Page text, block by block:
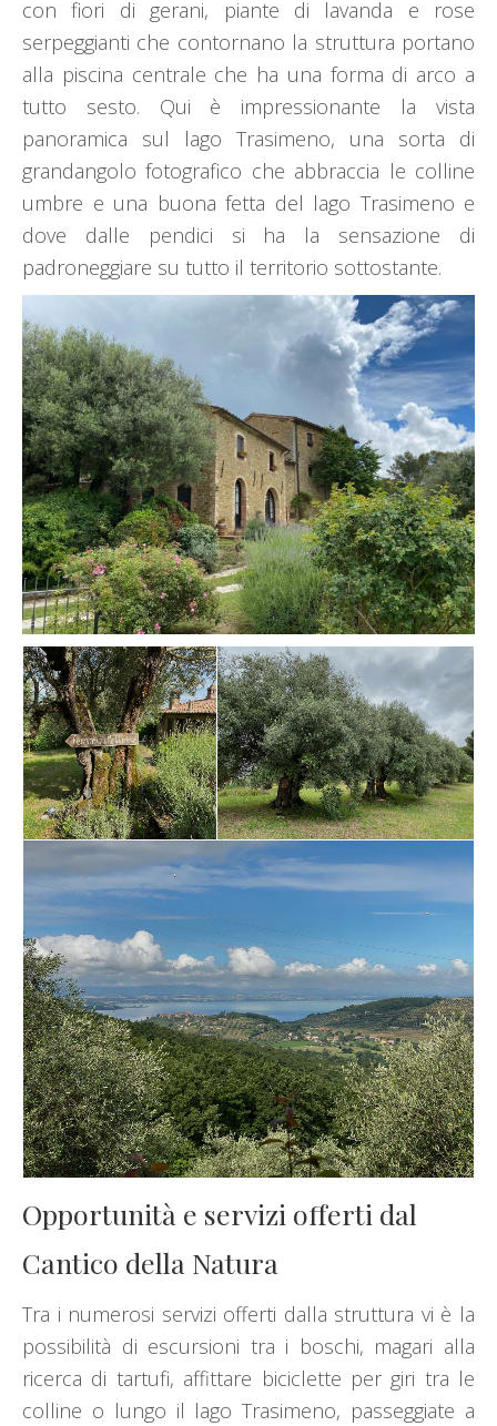
con fiori di gerani, piante di lavanda e rose
serpeggianti che contornano la struttura portano
alla piscina centrale che ha una forma di arco a
tutto sesto. Qui è impressionante la vista
panoramica sul lago Trasimeno, una sorta di
grandangolo fotografico che abbraccia le colline
umbre e una buona fetta del lago Trasimeno e
dove dalle pendici si ha la sensazione di
padroneggiare su tutto il territorio sottostante.
Opportunità e servizi offerti dal
Cantico della Natura
Tra i numerosi servizi offerti dalla struttura vi è la
possibilità di escursioni tra i boschi, magari alla
ricerca di tartufi, affittare biciclette per giri tra le
colline o lungo il lago Trasimeno, passeggiate a